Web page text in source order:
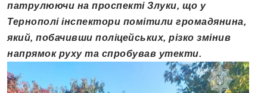
патрулюючи на проспекті Злуки, що у
Тернополі інспектори помітили громадянина,
який, побачивши поліцейських, різко змінив
напрямок руху та спробував утекти.